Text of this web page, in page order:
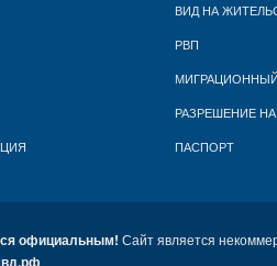
ВИД НА
РВП
РАЗРЕШЕНИЕ
ПАСПОРТ
официальным! Сайт является